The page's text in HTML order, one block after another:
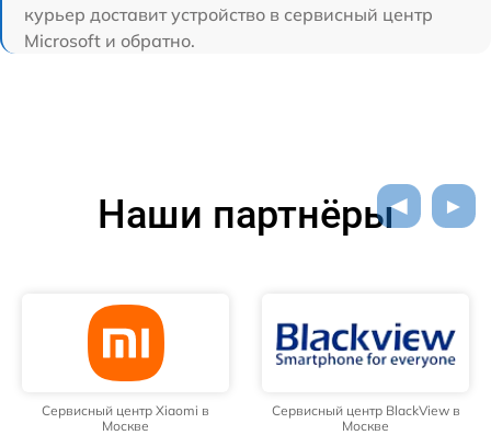
курьер доставит устройство в сервисный центр
Microsoft и обратно.
Наши партнёры
Сервисный центр Xiaomi в
Москве
Сервисный центр BlackView в
Москве